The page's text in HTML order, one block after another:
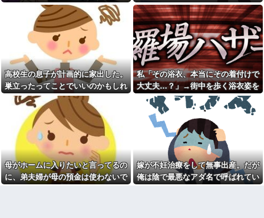
「うんうん」私「わかった」 →
数年後、復讐のチャンスがや...
彼女と結婚の話をしていた時
に言われたことが衝撃だった
祖父が亡くなって遺品整理し
てたら大量の手紙が出てきた。
全部同じ女性で祖父と恋愛関係
だったっぽい
見知らぬママ「待って！車を
動かさないで！」私「え、何が
あったの！？」→慌てて降りる
と園長先生が激怒していて…
私「この絵馬、切ないお願い
が書いてある…」友人「読んで
みて」→有名神社で見つけた願
い事の内容に、思わず神様も困
るだろうと思ってしまい…
義妹夫のお兄さんが草加の集
まりにいてビックリ。義両親は
新興宗教大嫌いな人たちなのに...
電話をしてくる
母「お姉ちゃんは偉いのに、
あんたはねぇ…」私「また比べ
るの？」→積もり積もった不満
がついに爆発して…
日本韓国台湾「少子化です」
←わかる 中国北朝鮮「少子化
です」←強権国家でも止められ
ないのかよ
ラーメンハゲ「最近のインス
タントは店に出せるレベル」ラ
ーメン大好きJK「店とインスタ
ントの良さは別のベクトル」他
担当美容師と近所の道端でば
ったり。美容師「早く前みたい
に美容室に来てくださいよ～」
私「もう少し落ち着いたらお願
いします」
カメムシは同種のカメムシが
発した臭いでショック死する事
の！？」→慌てて降りると園長先生
が激怒していて…
れたものがこれ...
高校生の息子が計画的に家出した。
巣立ったってことでいいのかもしれ
ないけど、なんか割り切れず...
私「その浴衣、本当にその着付けで
大丈夫…？」→街中を歩く浴衣姿を
見て、違和感ばかりが気になってし
まい…
母がホームに入りたいと言ってるの
に、弟夫婦が母の預金は使わないで
嫁が不妊治療をして無事出産。だが
俺は陰で最悪なアダ名で呼ばれてい